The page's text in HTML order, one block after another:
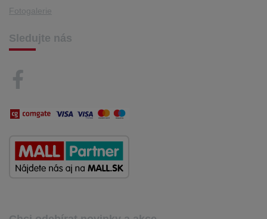
Fotogalerie
Sledujte nás